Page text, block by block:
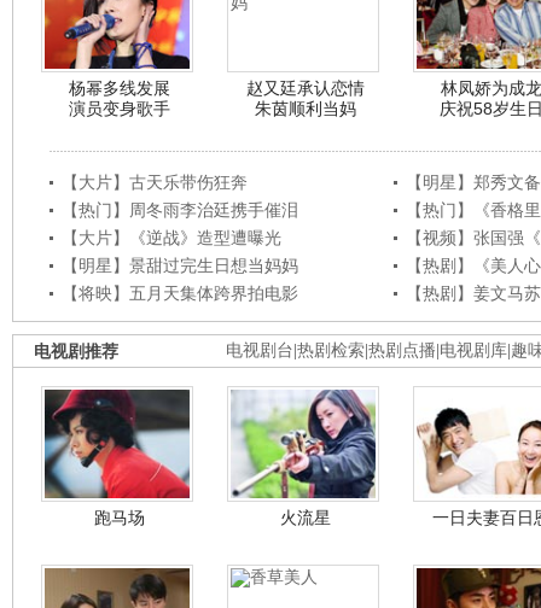
杨幂多线发展
演员变身歌手
赵又廷承认恋情
朱茵顺利当妈
林凤娇为成龙
庆祝58岁生
【大片】古天乐带伤狂奔
【明星】郑秀文
【热门】周冬雨李治廷携手催泪
【热门】《香格
【大片】《逆战》造型遭曝光
【视频】张国强
【明星】景甜过完生日想当妈妈
【热剧】《美人
【将映】五月天集体跨界拍电影
【热剧】姜文马
电视剧台 热剧检索 热剧点播 电视剧库 趣
电视剧推荐
跑马场 火流星 一日夫妻百日